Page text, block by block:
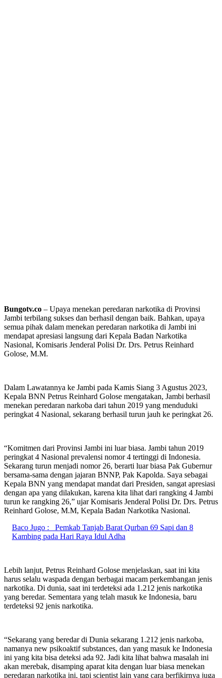
Bungotv.co – Upaya menekan peredaran narkotika di Provinsi
Jambi terbilang sukses dan berhasil dengan baik. Bahkan, upaya
semua pihak dalam menekan peredaran narkotika di Jambi ini
mendapat apresiasi langsung dari Kepala Badan Narkotika
Nasional, Komisaris Jenderal Polisi Dr. Drs. Petrus Reinhard
Golose, M.M.
Dalam Lawatannya ke Jambi pada Kamis Siang 3 Agustus 2023,
Kepala BNN Petrus Reinhard Golose mengatakan, Jambi berhasil
menekan peredaran narkoba dari tahun 2019 yang menduduki
peringkat 4 Nasional, sekarang berhasil turun jauh ke peringkat 26.
“Komitmen dari Provinsi Jambi ini luar biasa. Jambi tahun 2019
peringkat 4 Nasional prevalensi nomor 4 tertinggi di Indonesia.
Sekarang turun menjadi nomor 26, berarti luar biasa Pak Gubernur
bersama-sama dengan jajaran BNNP, Pak Kapolda. Saya sebagai
Kepala BNN yang mendapat mandat dari Presiden, sangat apresiasi
dengan apa yang dilakukan, karena kita lihat dari rangking 4 Jambi
turun ke rangking 26,” ujar Komisaris Jenderal Polisi Dr. Drs. Petrus
Reinhard Golose, M.M, Kepala Badan Narkotika Nasional.
Baco Jugo :
Pemkab Tanjab Barat Qurban 69 Sapi dan 8
Kambing pada Hari Raya Idul Adha
Lebih lanjut, Petrus Reinhard Golose menjelaskan, saat ini kita
harus selalu waspada dengan berbagai macam perkembangan jenis
narkotika. Di dunia, saat ini terdeteksi ada 1.212 jenis narkotika
yang beredar. Sementara yang telah masuk ke Indonesia, baru
terdeteksi 92 jenis narkotika.
“Sekarang yang beredar di Dunia sekarang 1.212 jenis narkoba,
namanya new psikoaktif substances, dan yang masuk ke Indonesia
ini yang kita bisa deteksi ada 92. Jadi kita lihat bahwa masalah ini
akan merebak, disamping aparat kita dengan luar biasa menekan
peredaran narkotika ini, tapi scientist lain yang cara berfikirnya juga